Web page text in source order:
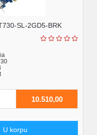
SL-2GD5-BRK
10.510,00
U korpu